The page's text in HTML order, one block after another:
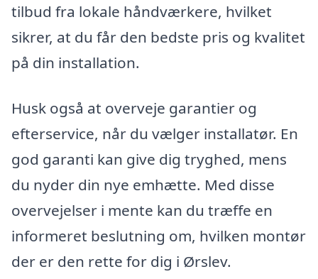
tilbud fra lokale håndværkere, hvilket
sikrer, at du får den bedste pris og kvalitet
på din installation.
Husk også at overveje garantier og
efterservice, når du vælger installatør. En
god garanti kan give dig tryghed, mens
du nyder din nye emhætte. Med disse
overvejelser i mente kan du træffe en
informeret beslutning om, hvilken montør
der er den rette for dig i Ørslev.